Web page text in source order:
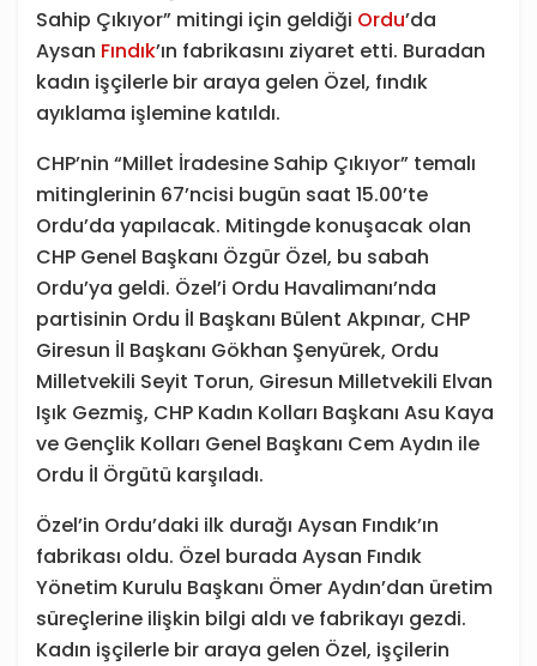
Sahip Çıkıyor” mitingi için geldiği Ordu’da
Aysan Fındık’ın fabrikasını ziyaret etti. Buradan
kadın işçilerle bir araya gelen Özel, fındık
ayıklama işlemine katıldı.
CHP’nin “Millet İradesine Sahip Çıkıyor” temalı
mitinglerinin 67’ncisi bugün saat 15.00’te
Ordu’da yapılacak. Mitingde konuşacak olan
CHP Genel Başkanı Özgür Özel, bu sabah
Ordu’ya geldi. Özel’i Ordu Havalimanı’nda
partisinin Ordu İl Başkanı Bülent Akpınar, CHP
Giresun İl Başkanı Gökhan Şenyürek, Ordu
Milletvekili Seyit Torun, Giresun Milletvekili Elvan
Işık Gezmiş, CHP Kadın Kolları Başkanı Asu Kaya
ve Gençlik Kolları Genel Başkanı Cem Aydın ile
Ordu İl Örgütü karşıladı.
Özel’in Ordu’daki ilk durağı Aysan Fındık’ın
fabrikası oldu. Özel burada Aysan Fındık
Yönetim Kurulu Başkanı Ömer Aydın’dan üretim
süreçlerine ilişkin bilgi aldı ve fabrikayı gezdi.
Kadın işçilerle bir araya gelen Özel, işçilerin